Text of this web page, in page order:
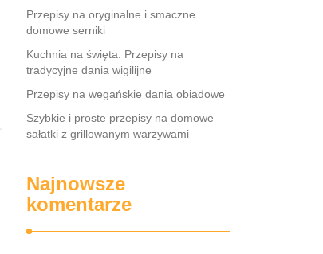
Przepisy na oryginalne i smaczne
domowe serniki
Kuchnia na święta: Przepisy na
tradycyjne dania wigilijne
Przepisy na wegańskie dania obiadowe
Szybkie i proste przepisy na domowe
sałatki z grillowanym warzywami
Najnowsze
komentarze